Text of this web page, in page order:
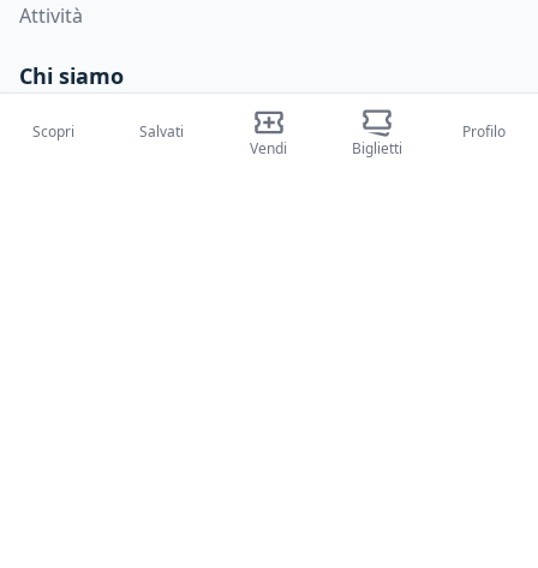
Attività
Chi siamo
Scopri
Salvati
Vendi
Biglietti
Profilo